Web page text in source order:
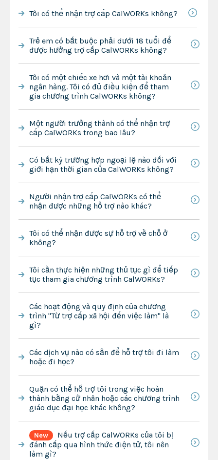
Tôi có thể nhận trợ cấp CalWORKs không?
Trẻ em có bắt buộc phải dưới 18 tuổi để
được hưởng trợ cấp CalWORKs không?
Tôi có một chiếc xe hơi và một tài khoản
ngân hàng. Tôi có đủ điều kiện để tham
gia chương trình CalWORKs không?
Một người trưởng thành có thể nhận trợ
cấp CalWORKs trong bao lâu?
Có bất kỳ trường hợp ngoại lệ nào đối với
giới hạn thời gian của CalWORKs không?
Người nhận trợ cấp CalWORKs có thể
nhận được những hỗ trợ nào khác?
Tôi có thể nhận được sự hỗ trợ về chỗ ở
không?
Tôi cần thực hiện những thủ tục gì để tiếp
tục tham gia chương trình CalWORKs?
Các hoạt động và quy định của chương
trình "Từ trợ cấp xã hội đến việc làm" là
gì?
Các dịch vụ nào có sẵn để hỗ trợ tôi đi làm
hoặc đi học?
Quận có thể hỗ trợ tôi trong việc hoàn
thành bằng cử nhân hoặc các chương trình
giáo dục đại học khác không?
New
Nếu trợ cấp CalWORKs của tôi bị
đánh cắp qua hình thức điện tử, tôi nên
làm gì?